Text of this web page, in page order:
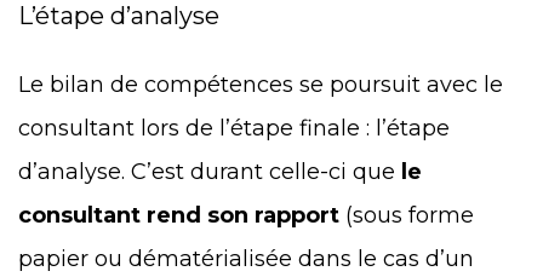
L’étape d’analyse
Le bilan de compétences se poursuit avec le
consultant lors de l’étape finale : l’étape
d’analyse. C’est durant celle-ci que le
consultant rend son rapport (sous forme
papier ou dématérialisée dans le cas d’un